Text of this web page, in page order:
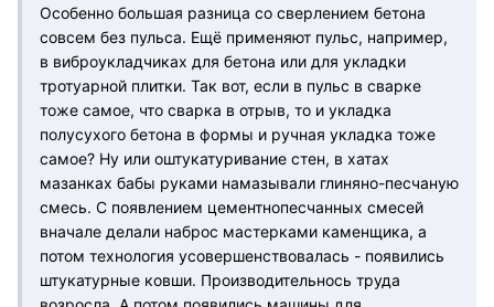
Особенно большая разница со сверлением бетона
совсем без пульса. Ещё применяют пульс, например,
в виброукладчиках для бетона или для укладки
тротуарной плитки. Так вот, если в пульс в сварке
тоже самое, что сварка в отрыв, то и укладка
полусухого бетона в формы и ручная укладка тоже
самое? Ну или оштукатуривание стен, в хатах
мазанках бабы руками намазывали глиняно-песчаную
смесь. С появлением цементнопесчанных смесей
вначале делали наброс мастерками каменщика, а
потом технология усовершенствовалась - появились
штукатурные ковши. Производительнось труда